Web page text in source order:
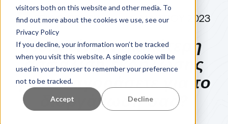
visitors both on this website and other media. To
find out more about the cookies we use, see our
Privacy Policy
If you decline, your information won’t be tracked
when you visit this website. A single cookie will be
used in your browser to remember your preference
not to be tracked.
Accept Decline
ERIK SJÖBECK 9 ΜΑΡΤΊΟΥ 2023
Ποια είναι η καλύτερη
ασφάλιση εκδήλωσης
για να αγοράσετε για το
διοργάνωση σας?